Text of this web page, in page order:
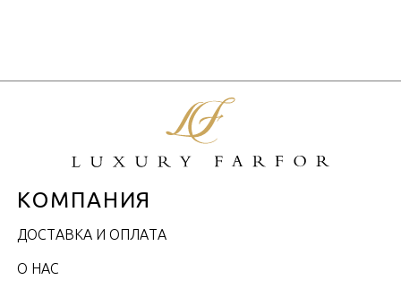
КОМПАНИЯ
ДОСТАВКА И ОПЛАТА
О НАС